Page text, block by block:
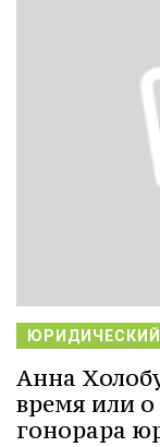
Анна
время или
гонорара